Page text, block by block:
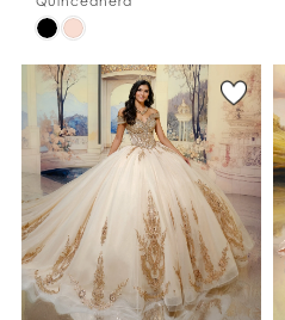
Skip
List
#c100c1075e
to
end